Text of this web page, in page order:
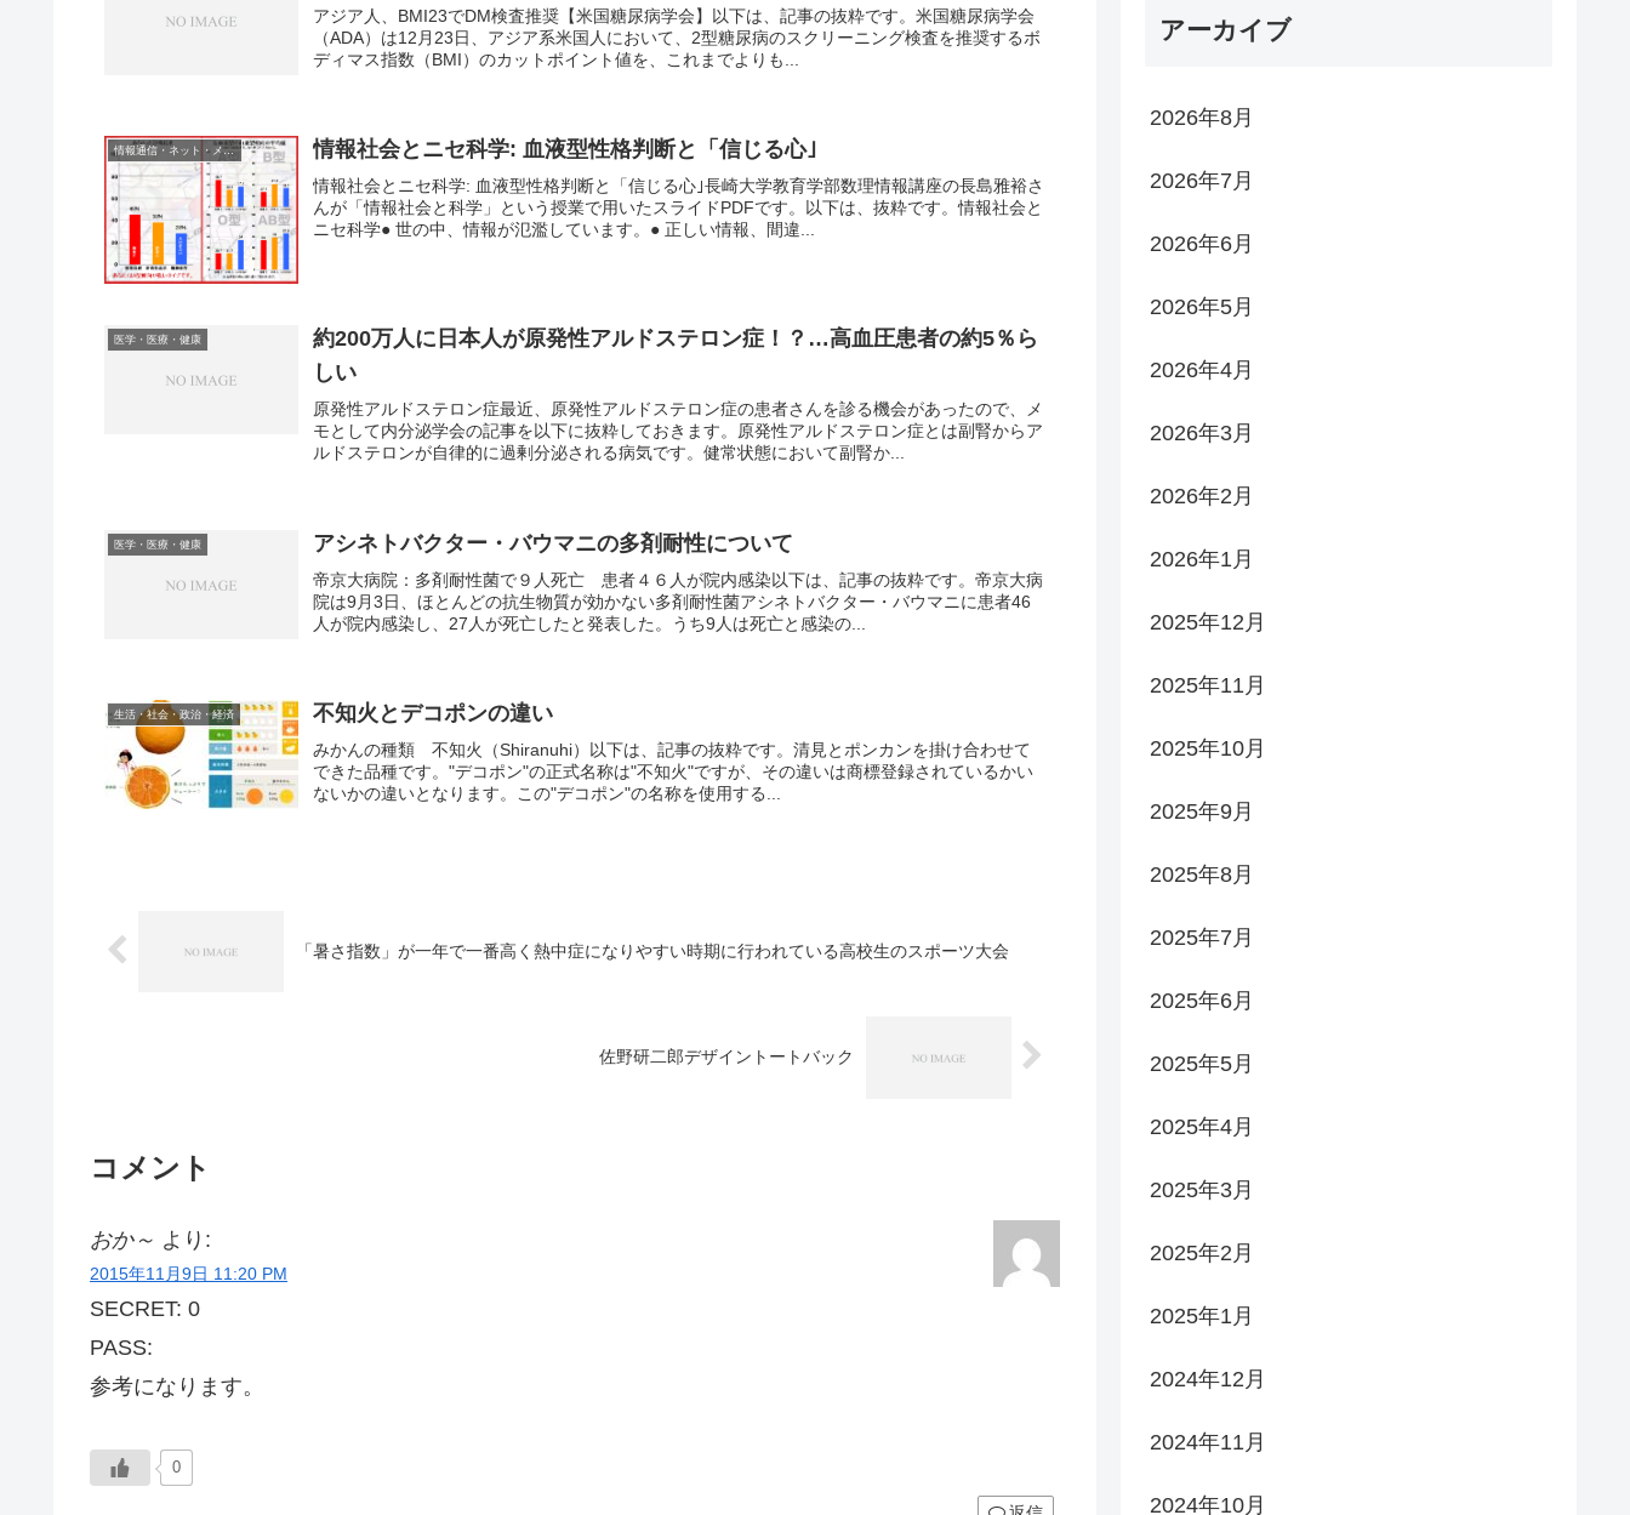
アジア人、BMI23でDM検査推奨【米国糖尿病学会】以下は、記事の抜粋です。米国糖尿病学会
（ADA）は12月23日、アジア系米国人において、2型糖尿病のスクリーニング検査を推奨するボ
ディマス指数（BMI）のカットポイント値を、これまでよりも...
情報通信・ネット・メディア 情報社会とニセ科学: 血液型性格判断と「信じる心｣
情報社会とニセ科学: 血液型性格判断と「信じる心｣長崎大学教育学部数理情報講座の長島雅裕さ
んが「情報社会と科学」という授業で用いたスライドPDFです。以下は、抜粋です。情報社会と
ニセ科学● 世の中、情報が氾濫しています。● 正しい情報、間違...
医学・医療・健康
約200万人に日本人が原発性アルドステロン症！？…高血圧患者の約5％ら
しい
原発性アルドステロン症最近、原発性アルドステロン症の患者さんを診る機会があったので、メ
モとして内分泌学会の記事を以下に抜粋しておきます。原発性アルドステロン症とは副腎からア
ルドステロンが自律的に過剰分泌される病気です。健常状態において副腎か...
医学・医療・健康 アシネトバクター・バウマニの多剤耐性について
帝京大病院：多剤耐性菌で９人死亡 患者４６人が院内感染以下は、記事の抜粋です。帝京大病
院は9月3日、ほとんどの抗生物質が効かない多剤耐性菌アシネトバクター・バウマニに患者46
人が院内感染し、27人が死亡したと発表した。うち9人は死亡と感染の...
生活・社会・政治・経済 不知火とデコポンの違い
みかんの種類 不知火（Shiranuhi）以下は、記事の抜粋です。清見とポンカンを掛け合わせて
できた品種です。"デコポン"の正式名称は"不知火"ですが、その違いは商標登録されているかい
ないかの違いとなります。この"デコポン"の名称を使用する...
「暑さ指数」が一年で一番高く熱中症になりやすい時期に行われている高校生のスポーツ大会
佐野研二郎デザイントートバック
コメント
おか～ より:
2015年11月9日 11:20 PM
SECRET: 0
PASS:
参考になります。
0
アーカイブ
2026年8月
2026年7月
2026年6月
2026年5月
2026年4月
2026年3月
2026年2月
2026年1月
2025年12月
2025年11月
2025年10月
2025年9月
2025年8月
2025年7月
2025年6月
2025年5月
2025年4月
2025年3月
2025年2月
2025年1月
2024年12月
2024年11月
2024年10月